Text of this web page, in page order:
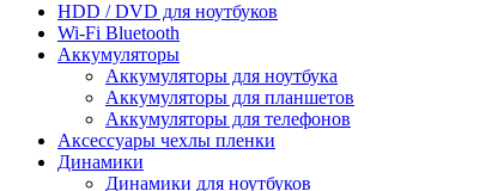
HDD / DVD для ноутбуков
Wi-Fi Bluetooth
Аккумуляторы
Аккумуляторы для ноутбука
Аккумуляторы для планшетов
Аккумуляторы для телефонов
Аксессуары чехлы пленки
Динамики
Динамики для ноутбуков